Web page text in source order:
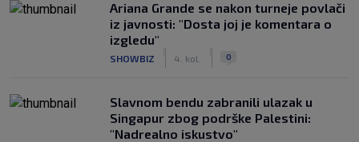
Ariana Grande se nakon turneje povlači
iz javnosti: "Dosta joj je komentara o
izgledu"
SHOWBIZ 4. kol. 0
Slavnom bendu zabranili ulazak u
Singapur zbog podrške Palestini:
"Nadrealno iskustvo"